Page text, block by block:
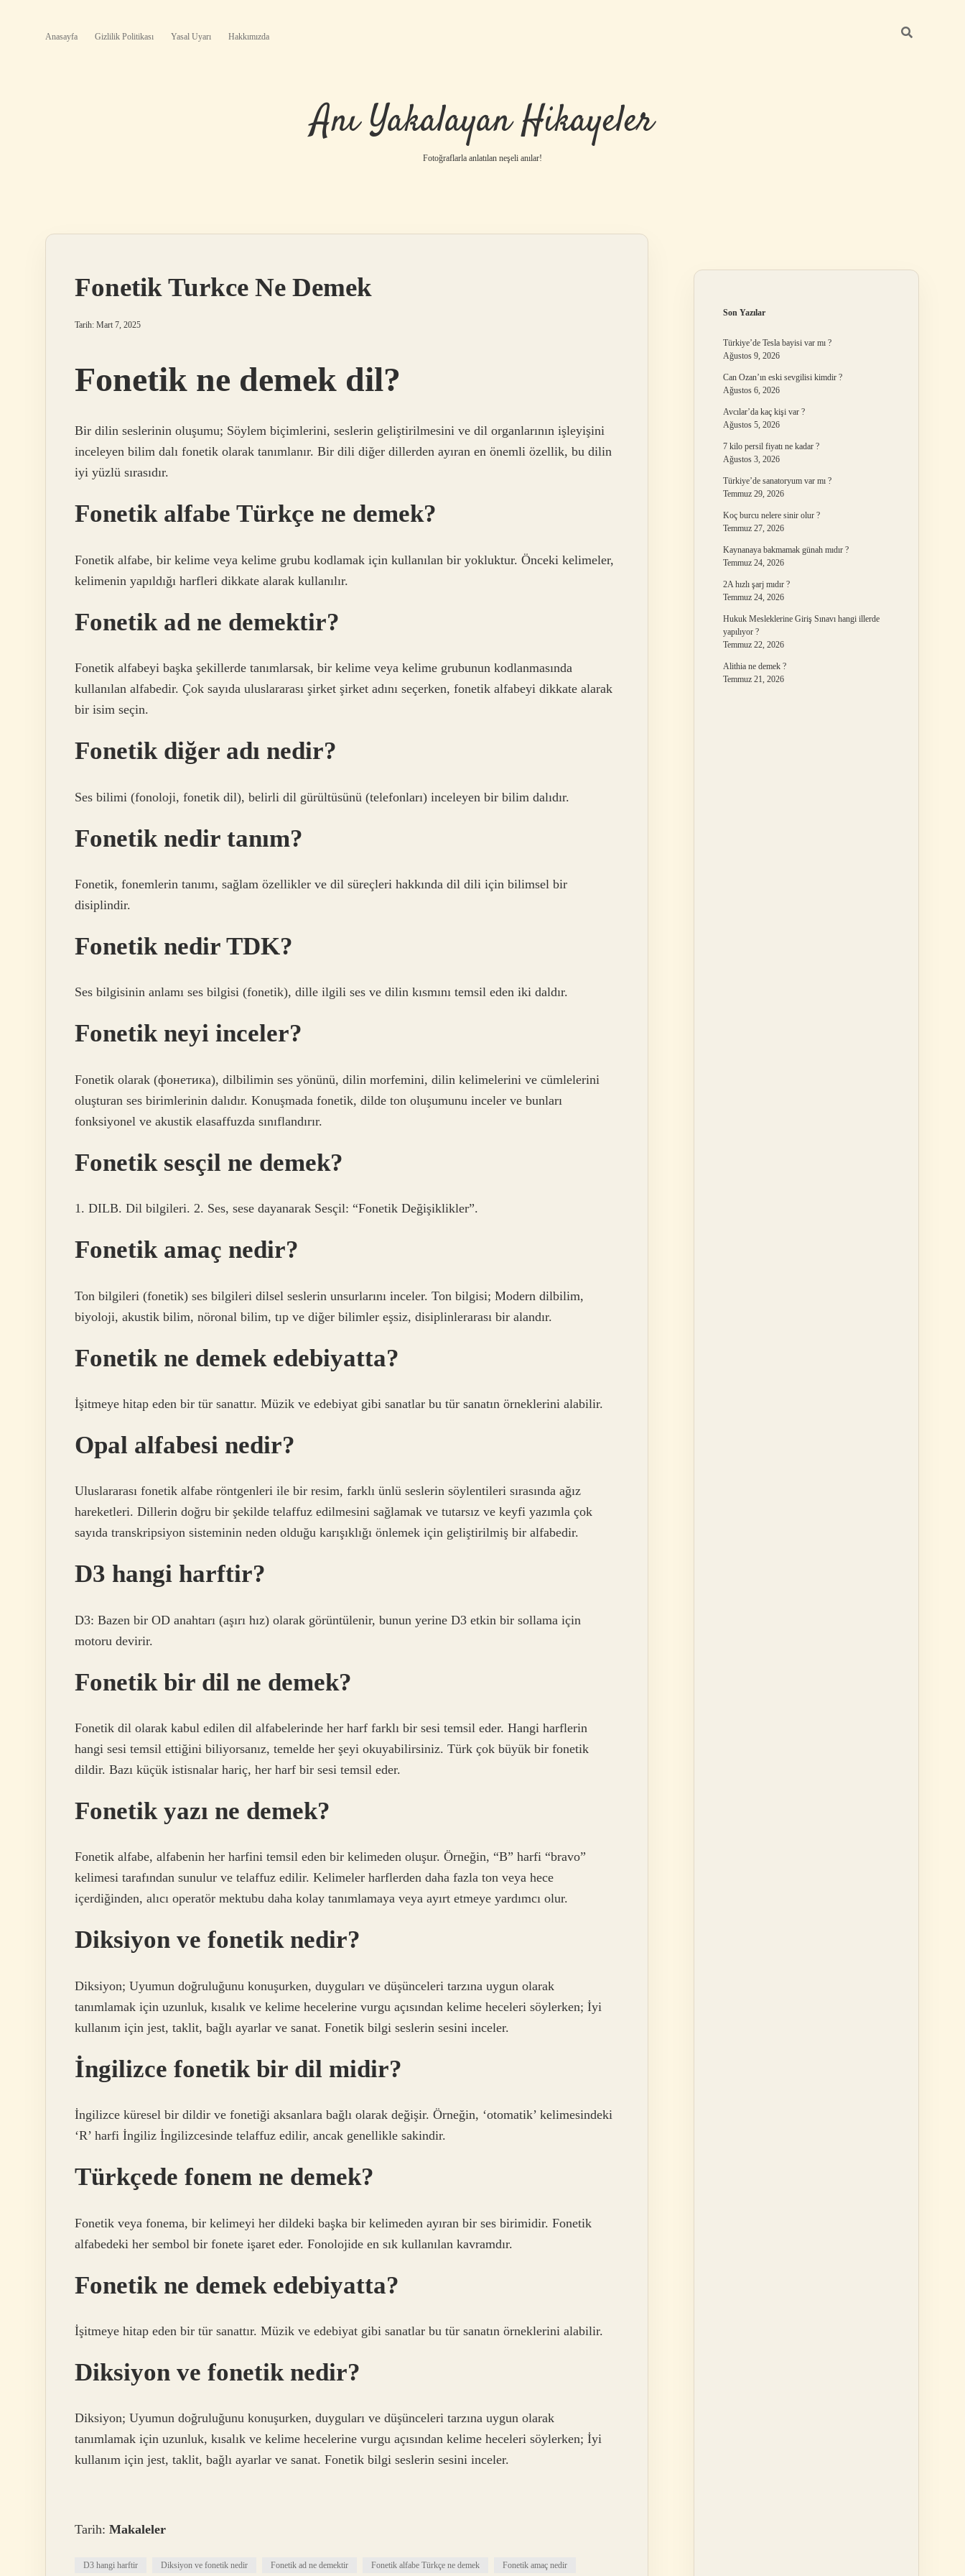
Anasayfa Gizlilik Politikası Yasal Uyarı Hakkımızda
Anı Yakalayan Hikayeler
Fotoğraflarla anlatılan neşeli anılar!
Fonetik Turkce Ne Demek
Tarih: Mart 7, 2025
Fonetik ne demek dil?
Bir dilin seslerinin oluşumu; Söylem biçimlerini, seslerin geliştirilmesini ve dil organlarının işleyişini
inceleyen bilim dalı fonetik olarak tanımlanır. Bir dili diğer dillerden ayıran en önemli özellik, bu dilin
iyi yüzlü sırasıdır.
Fonetik alfabe Türkçe ne demek?
Fonetik alfabe, bir kelime veya kelime grubu kodlamak için kullanılan bir yokluktur. Önceki kelimeler,
kelimenin yapıldığı harfleri dikkate alarak kullanılır.
Fonetik ad ne demektir?
Fonetik alfabeyi başka şekillerde tanımlarsak, bir kelime veya kelime grubunun kodlanmasında
kullanılan alfabedir. Çok sayıda uluslararası şirket şirket adını seçerken, fonetik alfabeyi dikkate alarak
bir isim seçin.
Fonetik diğer adı nedir?
Ses bilimi (fonoloji, fonetik dil), belirli dil gürültüsünü (telefonları) inceleyen bir bilim dalıdır.
Fonetik nedir tanım?
Fonetik, fonemlerin tanımı, sağlam özellikler ve dil süreçleri hakkında dil dili için bilimsel bir
disiplindir.
Fonetik nedir TDK?
Ses bilgisinin anlamı ses bilgisi (fonetik), dille ilgili ses ve dilin kısmını temsil eden iki daldır.
Fonetik neyi inceler?
Fonetik olarak (фонетика), dilbilimin ses yönünü, dilin morfemini, dilin kelimelerini ve cümlelerini
oluşturan ses birimlerinin dalıdır. Konuşmada fonetik, dilde ton oluşumunu inceler ve bunları
fonksiyonel ve akustik elasaffuzda sınıflandırır.
Fonetik sesçil ne demek?
1. DILB. Dil bilgileri. 2. Ses, sese dayanarak Sesçil: “Fonetik Değişiklikler”.
Fonetik amaç nedir?
Ton bilgileri (fonetik) ses bilgileri dilsel seslerin unsurlarını inceler. Ton bilgisi; Modern dilbilim,
biyoloji, akustik bilim, nöronal bilim, tıp ve diğer bilimler eşsiz, disiplinlerarası bir alandır.
Fonetik ne demek edebiyatta?
İşitmeye hitap eden bir tür sanattır. Müzik ve edebiyat gibi sanatlar bu tür sanatın örneklerini alabilir.
Opal alfabesi nedir?
Uluslararası fonetik alfabe röntgenleri ile bir resim, farklı ünlü seslerin söylentileri sırasında ağız
hareketleri. Dillerin doğru bir şekilde telaffuz edilmesini sağlamak ve tutarsız ve keyfi yazımla çok
sayıda transkripsiyon sisteminin neden olduğu karışıklığı önlemek için geliştirilmiş bir alfabedir.
D3 hangi harftir?
D3: Bazen bir OD anahtarı (aşırı hız) olarak görüntülenir, bunun yerine D3 etkin bir sollama için
motoru devirir.
Fonetik bir dil ne demek?
Fonetik dil olarak kabul edilen dil alfabelerinde her harf farklı bir sesi temsil eder. Hangi harflerin
hangi sesi temsil ettiğini biliyorsanız, temelde her şeyi okuyabilirsiniz. Türk çok büyük bir fonetik
dildir. Bazı küçük istisnalar hariç, her harf bir sesi temsil eder.
Fonetik yazı ne demek?
Fonetik alfabe, alfabenin her harfini temsil eden bir kelimeden oluşur. Örneğin, “B” harfi “bravo”
kelimesi tarafından sunulur ve telaffuz edilir. Kelimeler harflerden daha fazla ton veya hece
içerdiğinden, alıcı operatör mektubu daha kolay tanımlamaya veya ayırt etmeye yardımcı olur.
Diksiyon ve fonetik nedir?
Diksiyon; Uyumun doğruluğunu konuşurken, duyguları ve düşünceleri tarzına uygun olarak
tanımlamak için uzunluk, kısalık ve kelime hecelerine vurgu açısından kelime heceleri söylerken; İyi
kullanım için jest, taklit, bağlı ayarlar ve sanat. Fonetik bilgi seslerin sesini inceler.
İngilizce fonetik bir dil midir?
İngilizce küresel bir dildir ve fonetiği aksanlara bağlı olarak değişir. Örneğin, ‘otomatik’ kelimesindeki
‘R’ harfi İngiliz İngilizcesinde telaffuz edilir, ancak genellikle sakindir.
Türkçede fonem ne demek?
Fonetik veya fonema, bir kelimeyi her dildeki başka bir kelimeden ayıran bir ses birimidir. Fonetik
alfabedeki her sembol bir fonete işaret eder. Fonolojide en sık kullanılan kavramdır.
Fonetik ne demek edebiyatta?
İşitmeye hitap eden bir tür sanattır. Müzik ve edebiyat gibi sanatlar bu tür sanatın örneklerini alabilir.
Diksiyon ve fonetik nedir?
Diksiyon; Uyumun doğruluğunu konuşurken, duyguları ve düşünceleri tarzına uygun olarak
tanımlamak için uzunluk, kısalık ve kelime hecelerine vurgu açısından kelime heceleri söylerken; İyi
kullanım için jest, taklit, bağlı ayarlar ve sanat. Fonetik bilgi seslerin sesini inceler.
Tarih: Makaleler
D3 hangi harftir Diksiyon ve fonetik nedir Fonetik ad ne demektir Fonetik alfabe Türkçe ne demek Fonetik amaç nedir
Son Yazılar
Türkiye’de Tesla bayisi var mı ?
Ağustos 9, 2026
Can Ozan’ın eski sevgilisi kimdir ?
Ağustos 6, 2026
Avcılar’da kaç kişi var ?
Ağustos 5, 2026
7 kilo persil fiyatı ne kadar ?
Ağustos 3, 2026
Türkiye’de sanatoryum var mı ?
Temmuz 29, 2026
Koç burcu nelere sinir olur ?
Temmuz 27, 2026
Kaynanaya bakmamak günah mıdır ?
Temmuz 24, 2026
2A hızlı şarj mıdır ?
Temmuz 24, 2026
Hukuk Mesleklerine Giriş Sınavı hangi illerde
yapılıyor ?
Temmuz 22, 2026
Alithia ne demek ?
Temmuz 21, 2026